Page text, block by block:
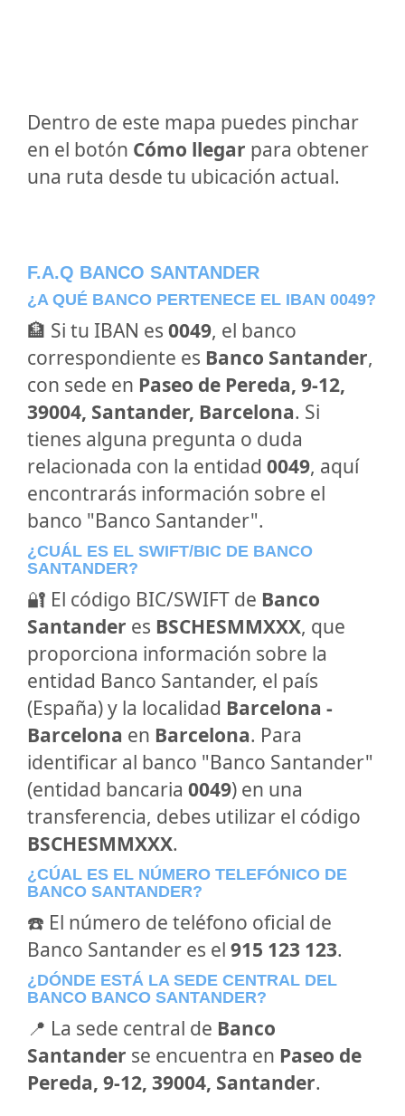
Dentro de este mapa puedes pinchar
en el botón Cómo llegar para obtener
una ruta desde tu ubicación actual.
F.A.Q BANCO SANTANDER
¿A QUÉ BANCO PERTENECE EL IBAN 0049?
🏦 Si tu IBAN es 0049, el banco
correspondiente es Banco Santander,
con sede en Paseo de Pereda, 9-12,
39004, Santander, Barcelona. Si
tienes alguna pregunta o duda
relacionada con la entidad 0049, aquí
encontrarás información sobre el
banco "Banco Santander".
¿CUÁL ES EL SWIFT/BIC DE BANCO
SANTANDER?
🔐 El código BIC/SWIFT de Banco
Santander es BSCHESMMXXX, que
proporciona información sobre la
entidad Banco Santander, el país
(España) y la localidad Barcelona -
Barcelona en Barcelona. Para
identificar al banco "Banco Santander"
(entidad bancaria 0049) en una
transferencia, debes utilizar el código
BSCHESMMXXX.
¿CÚAL ES EL NÚMERO TELEFÓNICO DE
BANCO SANTANDER?
☎️ El número de teléfono oficial de
Banco Santander es el 915 123 123.
¿DÓNDE ESTÁ LA SEDE CENTRAL DEL
BANCO BANCO SANTANDER?
📍 La sede central de Banco
Santander se encuentra en Paseo de
Pereda, 9-12, 39004, Santander.